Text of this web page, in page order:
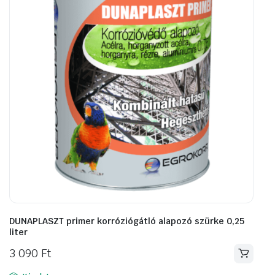
DUNAPLASZT primer korróziógátló alapozó szürke 0,25
liter
3 090 Ft